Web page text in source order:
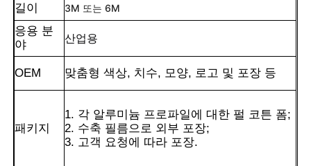
길이 3M 또는 6M
응용 분
야
산업용
OEM 맞춤형 색상, 치수, 모양, 로고 및 포장 등
패키지
1. 각 알루미늄 프로파일에 대한 펄 코튼 폼;
2. 수축 필름으로 외부 포장;
3. 고객 요청에 따라 포장.